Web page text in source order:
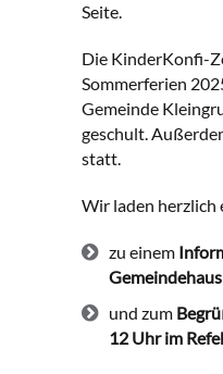
Seite.
Die KinderKonfi-
Sommerferien
Gemeinde
geschult.
statt.
Wir laden herzlich
zu einem
und zum
12 Uhr im